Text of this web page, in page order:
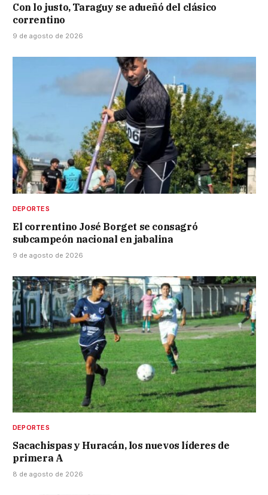
Con lo justo, Taraguy se adueñó del clásico
correntino
9 de agosto de 2026
DEPORTES
El correntino José Borget se consagró
subcampeón nacional en jabalina
9 de agosto de 2026
DEPORTES
Sacachispas y Huracán, los nuevos líderes de
primera A
8 de agosto de 2026